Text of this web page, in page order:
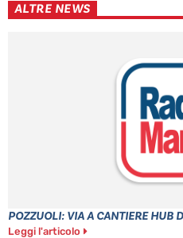
ALTRE NEWS
POZZUOLI: VIA A CANTIERE HUB
Leggi l'articolo